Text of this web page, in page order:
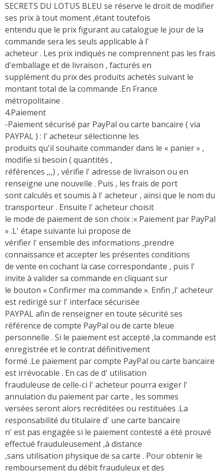
SECRETS DU LOTUS BLEU se réserve le droit de modifier
ses prix à tout moment ,étant toutefois
entendu que le prix figurant au catalogue le jour de la
commande sera les seuls applicable à l'
acheteur . Les prix indiqués ne comprennent pas les frais
d'emballage et de livraison , facturés en
supplément du prix des produits achetés suivant le
montant total de la commande .En France
métropolitaine .
4.Paiement
-Paiement sécurisé par PayPal ou carte bancaire ( via
PAYPAL ) : l' acheteur sélectionne les
produits qu'il souhaite commander dans le « panier » ,
modifie si besoin ( quantités ,
références ,,,) , vérifie l' adresse de livraison ou en
renseigne une nouvelle . Puis , les frais de port
sont calculés et soumis à l' acheteur , ainsi que le nom du
transporteur . Ensuite l' acheteur choisit
le mode de paiement de son choix :« Paiement par PayPal
» .L' étape suivante lui propose de
vérifier l' ensemble des informations ,prendre
connaissance et accepter les présentes conditions
de vente en cochant la case correspondante , puis l'
invite à valider sa commande en cliquant sur
le bouton « Confirmer ma commande ». Enfin ,l' acheteur
est redirigé sur l' interface sécurisée
PAYPAL afin de renseigner en toute sécurité ses
référence de compte PayPal ou de carte bleue
personnelle . Si le paiement est accepté ,la commande est
enregistrée et le contrat définitivement
formé .Le paiement par compte PayPal ou carte bancaire
est irrévocable . En cas de d' utilisation
frauduleuse de celle-ci l' acheteur pourra exiger l'
annulation du paiement par carte , les sommes
versées seront alors recréditées ou restituées .La
responsabilité du titulaire d' une carte bancaire
n' est pas engagée si le paiement contesté a été prouvé
effectué frauduleusement ,à distance
,sans utilisation physique de sa carte . Pour obtenir le
remboursement du débit frauduleux et des